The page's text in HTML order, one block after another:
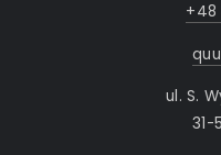
+48
ul. S.
31-